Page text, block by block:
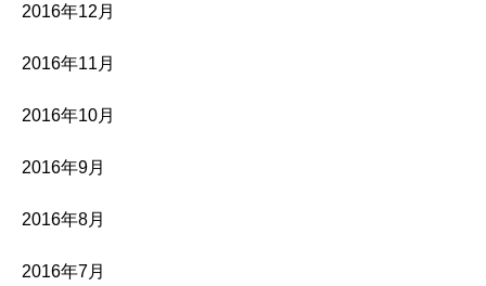
2016年12月
2016年11月
2016年10月
2016年9月
2016年8月
2016年7月